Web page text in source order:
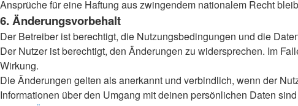
Ansprüche für eine Haftung aus zwingendem nationalem Recht
6. Änderungsvorbehalt
Der Betreiber ist berechtigt, die Nutzungsbedingungen und die
Der Nutzer ist berechtigt, den Änderungen zu widersprechen. Im
Wirkung.
Die Änderungen gelten als anerkannt und verbindlich, wenn der
Informationen über den Umgang mit deinen persönlichen Daten